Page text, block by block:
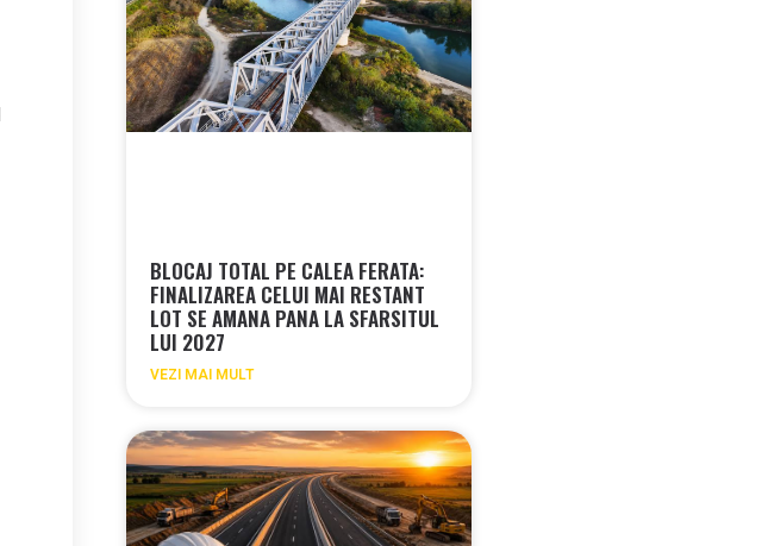
BLOCAJ TOTAL PE CALEA FERATA:
FINALIZAREA CELUI MAI RESTANT
LOT SE AMANA PANA LA SFARSITUL
LUI 2027
VEZI MAI MULT